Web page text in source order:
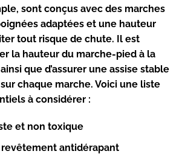
sont conçus avec des marches
adaptées et une hauteur
tout risque de chute. Il est
la hauteur du marche-pied à la
que d’assurer une assise stable
chaque marche. Voici une liste
à considérer :
et non toxique
revêtement antidérapant